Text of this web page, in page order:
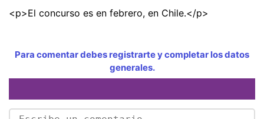
<p>El concurso es en febrero, en Chile.</p>
Para comentar debes registrarte y completar los datos
generales.